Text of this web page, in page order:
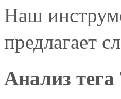
Наш
предлагает
Анализ